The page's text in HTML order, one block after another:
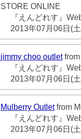
STORE ONLINE
『えんどれす』
2013年07月06日(
jimmy choo outletfrom
『えんどれす』
2013年07月06日(
Mulberry Outletfrom
『えんどれす』
2013年07月06日(